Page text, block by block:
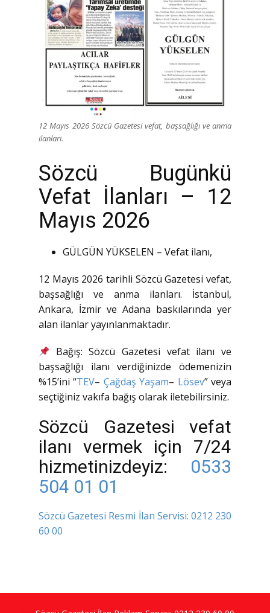
12 Mayıs 2026 Sözcü Gazetesi vefat, başsağlığı ve anma
ilanları.
Sözcü Bugünkü
Vefat İlanları – 12
Mayıs 2026
GÜLGÜN YÜKSELEN – Vefat ilanı,
12 Mayıs 2026 tarihli Sözcü Gazetesi vefat,
başsağlığı ve anma ilanları. İstanbul,
Ankara, İzmir ve Adana baskılarında yer
alan ilanlar yayınlanmaktadır.
Bağış: Sözcü Gazetesi vefat ilanı ve
başsağlığı ilanı verdiğinizde ödemenizin
%15’ini “TEV– Çağdaş Yaşam– Lösev” veya
seçtiğiniz vakıfa bağış olarak iletebilirsiniz.
Sözcü Gazetesi vefat
ilanı vermek için 7/24
hizmetinizdeyiz: 0533
504 01 01
Sözcü Gazetesi Resmi İlan Servisi: 0212 230
60 00